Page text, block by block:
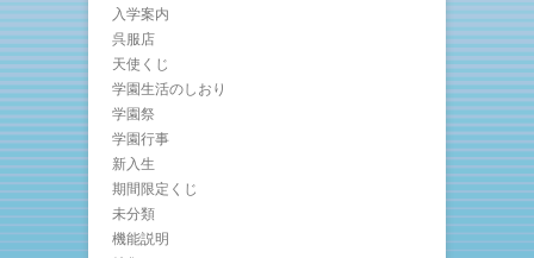
入学案内
呉服店
天使くじ
学園生活のしおり
学園祭
学園行事
新入生
期間限定くじ
未分類
機能説明